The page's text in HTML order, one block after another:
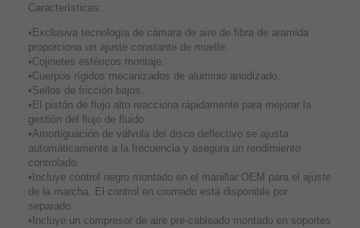
Características:
•Exclusiva tecnología de cámara de aire de fibra de aramida
proporciona un ajuste constante de muelle.
•Cojinetes esféricos montaje.
•Cuerpos rígidos mecanizados de aluminio anodizado.
•Sellos de fricción bajos.
•El pistón de flujo alto reacciona rápidamente para mejorar la
gestión del flujo de fluido.
•Amortiguación de válvula del disco deflectivo se ajusta
automáticamente a la frecuencia y asegura un rendimiento
controlado.
•Incluye control negro montado en el manillar OEM para el ajuste
de la marcha. El control en cromado está disponible por
separado.
•Incluye un compresor de aire pre-cableado montado en soportes